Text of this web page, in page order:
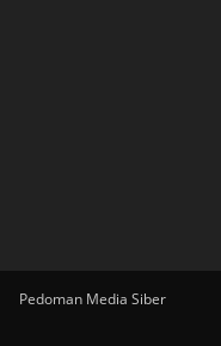
Pedoman Media Siber